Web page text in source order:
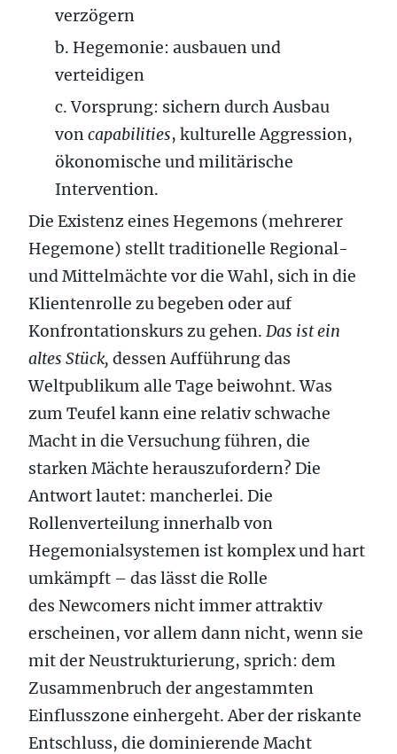
verzögern
b. Hegemonie: ausbauen und
verteidigen
c. Vorsprung: sichern durch Ausbau
voncapabilities, kulturelle Aggression,
ökonomische und militärische
Intervention.
Die Existenz eines Hegemons (mehrerer
Hegemone) stellt traditionelle Regional-
und Mittelmächte vor die Wahl, sich in die
Klientenrolle zu begeben oder auf
Konfrontationskurs zu gehen. Das ist ein
altes Stück, dessen Aufführung das
Weltpublikum alle Tage beiwohnt. Was
zum Teufel kann eine relativ schwache
Macht in die Versuchung führen, die
starken Mächte herauszufordern? Die
Antwort lautet: mancherlei. Die
Rollenverteilung innerhalb von
Hegemonialsystemen ist komplex und hart
umkämpft – das lässt die Rolle
des Newcomers nicht immer attraktiv
erscheinen, vor allem dann nicht, wenn sie
mit der Neustrukturierung, sprich: dem
Zusammenbruch der angestammten
Einflusszone einhergeht. Aber der riskante
Entschluss, die dominierende Macht